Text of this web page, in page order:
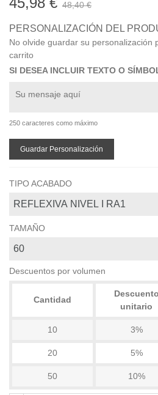
48,40 €
PERSONALIZACIÓN DEL
No olvide guardar su personalización
carrito
SI DESEA INCLUIR TEXTO O
250 caracteres como máximo
Guardar Personalización
TIPO ACABADO
TAMAÑO
Descuentos por volumen
Cantidad
Descuento
unitario
10 3%
20 5%
50 10%